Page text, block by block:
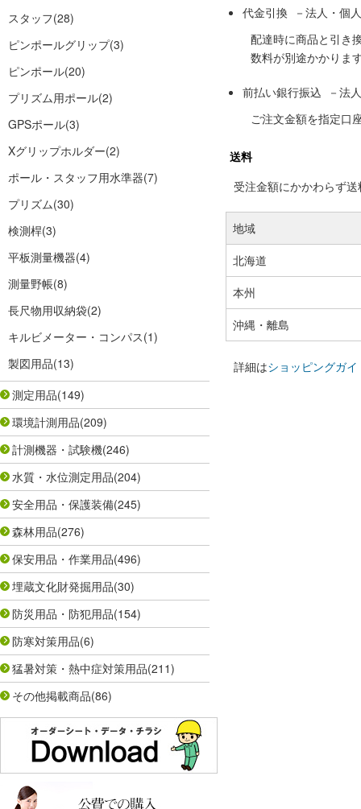
スタッフ(28)
ピンポールグリップ(3)
ピンポール(20)
プリズム用ポール(2)
GPSポール(3)
Xグリップホルダー(2)
ポール・スタッフ用水準器(7)
プリズム(30)
検測桿(3)
平板測量機器(4)
測量野帳(8)
長尺物用収納袋(2)
キルビメーター・コンパス(1)
製図用品(13)
測定用品(149)
環境計測用品(209)
計測機器・試験機(246)
水質・水位測定用品(204)
安全用品・保護装備(245)
森林用品(276)
保安用品・作業用品(496)
埋蔵文化財発掘用品(30)
防災用品・防犯用品(154)
防寒対策用品(6)
猛暑対策・熱中症対策用品(211)
その他掲載商品(86)
代金引換 －法人・個
配達時に商品と引き
数料が別途かかりま
前払い銀行振込 －法
ご注文金額を指定口
送料
受注金額にかかわらず
地域
北海道
本州
沖縄・離島
詳細はショッピングガイ